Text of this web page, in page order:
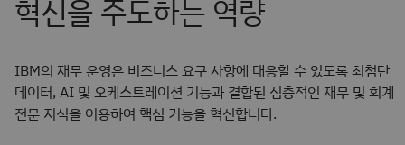
IBM의 재무 운영은 비즈니스 요구 사항에 대응할 수 있도록 최첨단
데이터, AI 및 오케스트레이션 기능과 결합된 심층적인 재무 및 회계
전문 지식을 이용하여 핵심 기능을 혁신합니다.